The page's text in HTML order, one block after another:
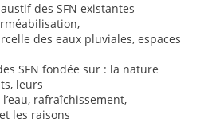
des SFN existantes
des eaux pluviales, espaces
SFN fondée sur : la nature
leurs
rafraîchissement,
les raisons